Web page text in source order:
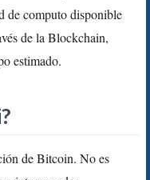
de computo disponible
de la Blockchain,
estimado.
de Bitcoin. No es